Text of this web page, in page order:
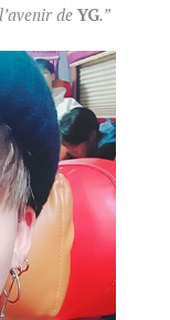
de YG.”